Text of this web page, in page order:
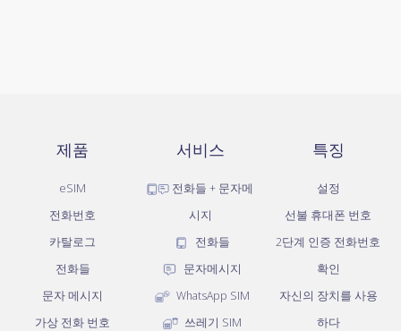
제품
eSIM
전화번호
카탈로그
전화들
문자 메시지
가상 전화 번호
서비스
전화들 + 문자메
시지
전화들
문자메시지
WhatsApp SIM
쓰레기 SIM
특징
설정
선불 휴대폰 번호
2단계 인증 전화번호
확인
자신의 장치를 사용
하다